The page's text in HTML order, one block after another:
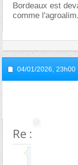
Bordeaux est
comme
04/01/2026, 23h00
Re :